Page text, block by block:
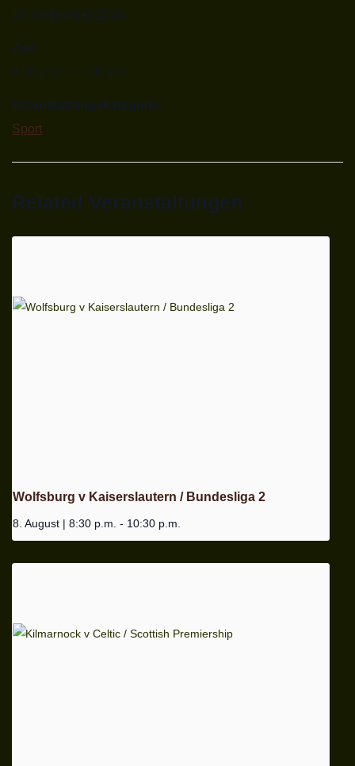
18. Dezember, 2024
Zeit:
9:00 p.m. - 11:00 p.m.
Veranstaltungskategorie:
Sport
Related Veranstaltungen
Wolfsburg v Kaiserslautern / Bundesliga 2
8. August | 8:30 p.m. - 10:30 p.m.